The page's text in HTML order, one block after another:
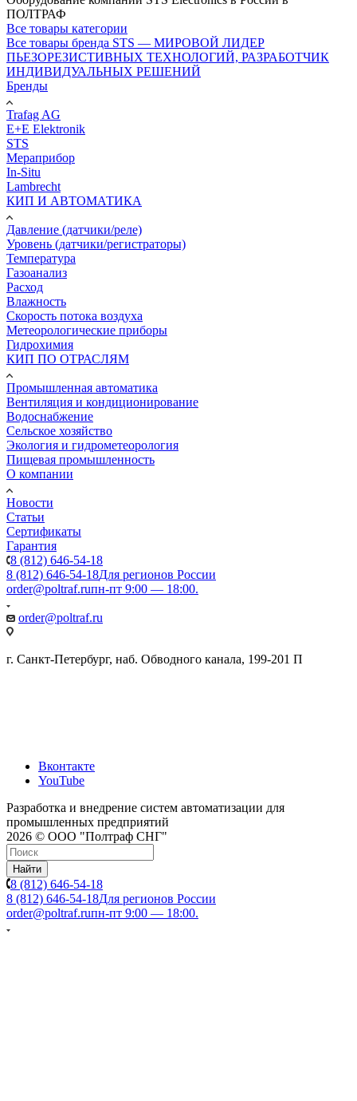
ПОЛТРАФ
Все товары категории
Все товары бренда STS — МИРОВОЙ ЛИДЕР
ПЬЕЗОРЕЗИСТИВНЫХ ТЕХНОЛОГИЙ, РАЗРАБОТЧИК
ИНДИВИДУАЛЬНЫХ РЕШЕНИЙ
Бренды
Trafag AG
E+E Elektronik
STS
Мераприбор
In-Situ
Lambrecht
КИП И АВТОМАТИКА
Давление (датчики/реле)
Уровень (датчики/регистраторы)
Температура
Газоанализ
Расход
Влажность
Скорость потока воздуха
Метеорологические приборы
Гидрохимия
КИП ПО ОТРАСЛЯМ
Промышленная автоматика
Вентиляция и кондиционирование
Водоснабжение
Сельское хозяйство
Экология и гидрометеорология
Пищевая промышленность
О компании
Новости
Статьи
Сертификаты
Гарантия
8 (812) 646-54-18
8 (812) 646-54-18Для регионов России
order@poltraf.ruпн-пт 9:00 — 18:00.
order@poltraf.ru
г. Санкт-Петербург, наб. Обводного канала, 199-201 П
Вконтакте
YouTube
Разработка и внедрение систем автоматизации для
промышленных предприятий
2026 © ООО "Полтраф СНГ"
Найти
8 (812) 646-54-18
8 (812) 646-54-18Для регионов России
order@poltraf.ruпн-пт 9:00 — 18:00.